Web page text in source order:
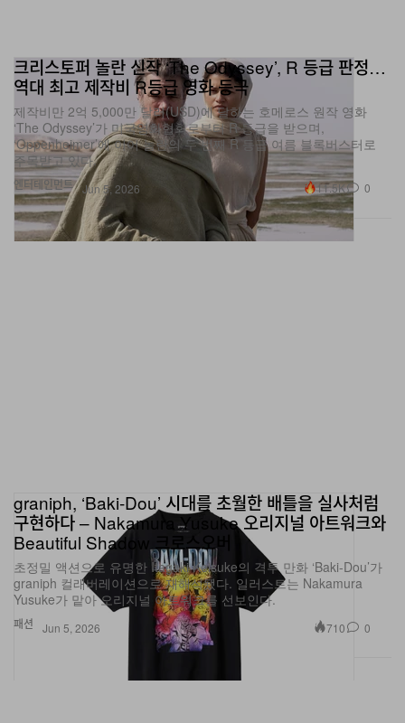
엔터테인먼트
크리스토퍼 놀란 신작 ‘The Odyssey’, R 등급 판정…
역대 최고 제작비 R등급 영화 등극
제작비만 2억 5,000만 달러(USD)에 달하는 호메로스 원작 영화
‘The Odyssey’가 미국영화협회로부터 R 등급을 받으며,
‘Oppenheimer’에 이어 놀란의 두 번째 R 등급 여름 블록버스터로
주목받고 있다.
Jun 5, 2026 11.5K 0
패션
graniph, ‘Baki-Dou’ 시대를 초월한 배틀을 실사처럼
구현하다 – Nakamura Yusuke 오리지널 아트워크와
Beautiful Shadow 크로스오버
초정밀 액션으로 유명한 Itagaki Keisuke의 격투 만화 ‘Baki-Dou’가
graniph 컬래버레이션으로 재해석됐다. 일러스트는 Nakamura
Yusuke가 맡아 오리지널 아트워크를 선보인다.
Jun 5, 2026 710 0